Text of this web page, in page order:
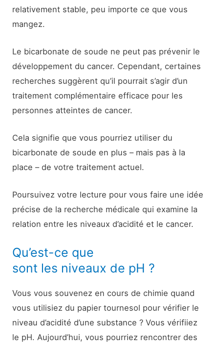
relativement stable, peu importe ce que vous
mangez.
Le bicarbonate de soude ne peut pas prévenir le
développement du cancer. Cependant, certaines
recherches suggèrent qu’il pourrait s’agir d’un
traitement complémentaire efficace pour les
personnes atteintes de cancer.
Cela signifie que vous pourriez utiliser du
bicarbonate de soude en plus – mais pas à la
place – de votre traitement actuel.
Poursuivez votre lecture pour vous faire une idée
précise de la recherche médicale qui examine la
relation entre les niveaux d’acidité et le cancer.
Qu’est-ce que
sont les niveaux de pH ?
Vous vous souvenez en cours de chimie quand
vous utilisiez du papier tournesol pour vérifier le
niveau d’acidité d’une substance ? Vous vérifiiez
le pH. Aujourd’hui, vous pourriez rencontrer des